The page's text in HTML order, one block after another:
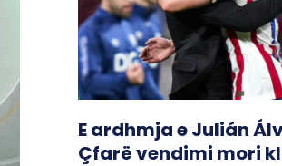
E ardhmja e Julián
Çfarë vendimi mori